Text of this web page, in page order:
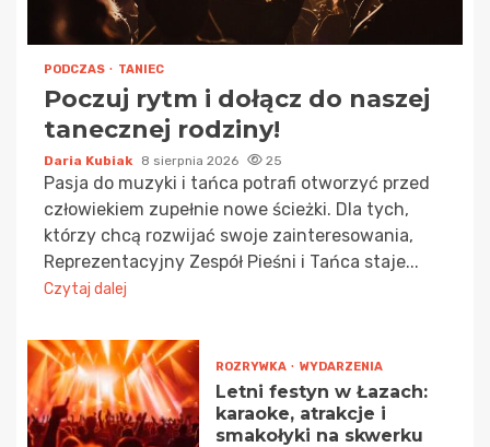
PODCZAS TANIEC
Poczuj rytm i dołącz do naszej
tanecznej rodziny!
Daria Kubiak 8 sierpnia 2026 25
Pasja do muzyki i tańca potrafi otworzyć przed
człowiekiem zupełnie nowe ścieżki. Dla tych,
którzy chcą rozwijać swoje zainteresowania,
Reprezentacyjny Zespół Pieśni i Tańca staje...
Czytaj dalej
ROZRYWKA WYDARZENIA
Letni festyn w Łazach:
karaoke, atrakcje i
smakołyki na skwerku